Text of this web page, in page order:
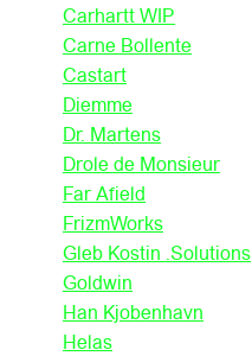
Carhartt WIP
Carne Bollente
Castart
Diemme
Dr. Martens
Drole de Monsieur
Far Afield
FrizmWorks
Gleb Kostin .Solutions
Goldwin
Han Kjobenhavn
Helas